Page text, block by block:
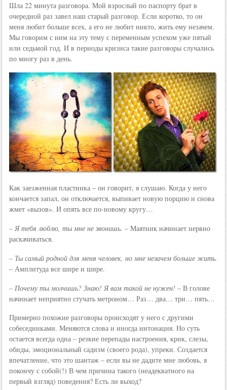
Шла 22 минута разговора. Мой взрослый по паспорту брат в
очередной раз завел наш старый разговор. Если коротко, то он
меня любит больше всех, а его не любит никто, жить ему незачем.
Мы говорим с ним на эту тему с переменным успехом уже пятый
или седьмой год. И в периоды кризиса такие разговоры случались
по многу раз в день.
Как заезженная пластинка – он говорит, я слушаю. Когда у него
кончается запал, он отключается, выпивает новую порцию и снова
жмет «вызов». И опять все по-новому кругу…
– Я тебя люблю, ты мне не звонишь. – Маятник начинает нервно
раскачиваться.
– Ты самый родной для меня человек, но мне незачем больше жить.
– Амплитуда все шире и шире.
– Почему ты молчишь? Знаю! Я вам такой не нужен! – В голове
начинает неприятно стучать метроном… Раз… два… три… пять…
Примерно похожие разговоры происходят у него с другими
собеседниками. Меняются слова и иногда интонация. Но суть
остается всегда одна – резкие перепады настроения, крик, слезы,
обиды, эмоциональный садизм (своего рода), упреки. Создается
впечатление, что это шантаж – если вы не дадите мне любовь, я
покончу с собой(!) В чем причина такого (неадекватного на
первый взгляд) поведения? Есть ли выход?